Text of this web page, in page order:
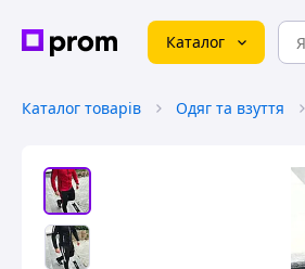
Каталог
Каталог товарів Одяг та взуття